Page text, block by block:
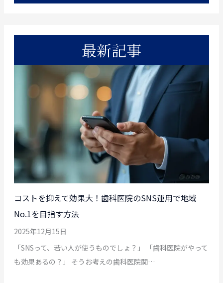
最新記事
コストを抑えて効果大！歯科医院のSNS運用で地域
No.1を目指す方法
2025年12月15日
「SNSって、若い人が使うものでしょ？」 「歯科医院がやって
も効果あるの？」 そうお考えの歯科医院関…